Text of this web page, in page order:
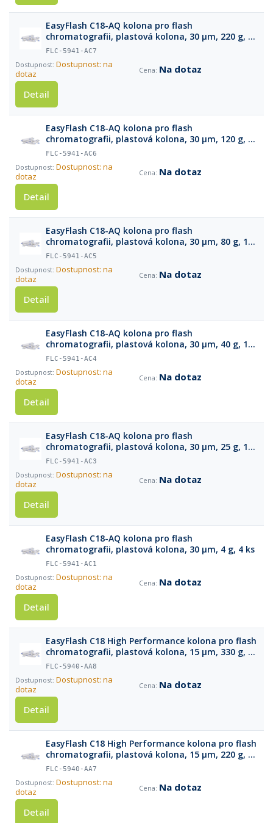
EasyFlash C18-AQ kolona pro flash
chromatografii, plastová kolona, 30 µm, 220 g, 1
ks
FLC-5941-AC7
Dostupnost: na
dotaz
Na dotaz
Detail
EasyFlash C18-AQ kolona pro flash
chromatografii, plastová kolona, 30 µm, 120 g, 1
ks
FLC-5941-AC6
Dostupnost: na
dotaz
Na dotaz
Detail
EasyFlash C18-AQ kolona pro flash
chromatografii, plastová kolona, 30 µm, 80 g, 1
ks
FLC-5941-AC5
Dostupnost: na
dotaz
Na dotaz
Detail
EasyFlash C18-AQ kolona pro flash
chromatografii, plastová kolona, 30 µm, 40 g, 1
ks
FLC-5941-AC4
Dostupnost: na
dotaz
Na dotaz
Detail
EasyFlash C18-AQ kolona pro flash
chromatografii, plastová kolona, 30 µm, 25 g, 1
ks
FLC-5941-AC3
Dostupnost: na
dotaz
Na dotaz
Detail
EasyFlash C18-AQ kolona pro flash
chromatografii, plastová kolona, 30 µm, 4 g, 4 ks
FLC-5941-AC1
Dostupnost: na
dotaz
Na dotaz
Detail
EasyFlash C18 High Performance kolona pro flash
chromatografii, plastová kolona, 15 µm, 330 g, 1
ks
FLC-5940-AA8
Dostupnost: na
dotaz
Na dotaz
Detail
EasyFlash C18 High Performance kolona pro flash
chromatografii, plastová kolona, 15 µm, 220 g, 1
ks
FLC-5940-AA7
Dostupnost: na
dotaz
Na dotaz
Detail